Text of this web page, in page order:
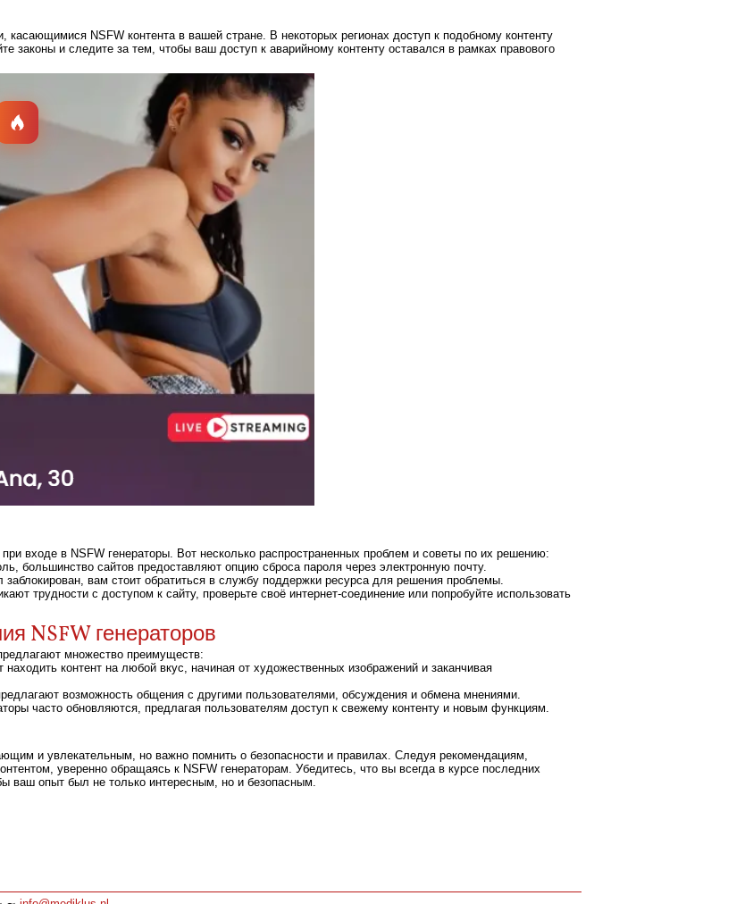
касающимися NSFW контента в вашей стране. В некоторых регионах доступ к подобному контенту
законы и следите за тем, чтобы ваш доступ к аварийному контенту оставался в рамках правового
входе в NSFW генераторы. Вот несколько распространенных проблем и советы по их решению:
большинство сайтов предоставляют опцию сброса пароля через электронную почту.
заблокирован, вам стоит обратиться в службу поддержки ресурса для решения проблемы.
трудности с доступом к сайту, проверьте своё интернет-соединение или попробуйте использовать
NSFW генераторов
множество преимуществ:
находить контент на любой вкус, начиная от художественных изображений и заканчивая
возможность общения с другими пользователями, обсуждения и обмена мнениями.
часто обновляются, предлагая пользователям доступ к свежему контенту и новым функциям.
и увлекательным, но важно помнить о безопасности и правилах. Следуя рекомендациям,
уверенно обращаясь к NSFW генераторам. Убедитесь, что вы всегда в курсе последних
ваш опыт был не только интересным, но и безопасным.